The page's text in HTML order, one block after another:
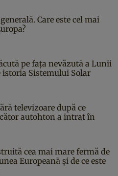
Care este cel mai
pe fața nevăzută a Lunii
istoria Sistemului Solar
televizoare după ce
autohton a intrat în
cea mai mare fermă de
Europeană și de ce este